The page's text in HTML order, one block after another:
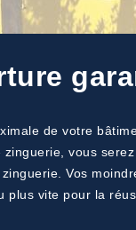
de votre
vous
Vos
plus vite pour la